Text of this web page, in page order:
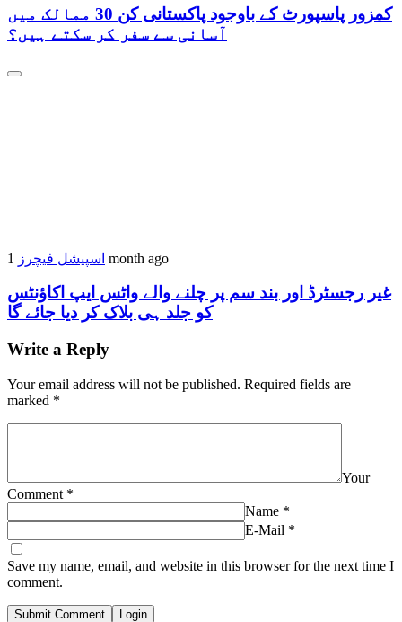
کمزور پاسپورٹ کے باوجود پاکستانی کن 30 ممالک میں
آسانی سے سفر کر سکتے ہیں؟
اسپیشل فیچرز 1 month ago
غیر رجسٹرڈ اور بند سم پر چلنے والے واٹس ایپ اکاؤنٹس
کو جلد ہی بلاک کر دیا جائے گا
Write a Reply
Your email address will not be published. Required fields are
marked *
Your
Comment *
Name *
E-Mail *
Save my name, email, and website in this browser for the next time I
comment.
Submit Comment Login